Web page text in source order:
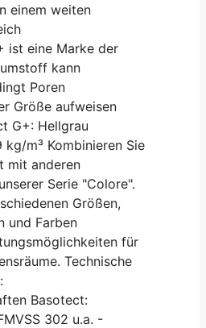
einem weiten
ist eine Marke der
kann
Poren
Größe aufweisen
G+: Hellgrau
m³ Kombinieren Sie
mit anderen
Serie "Colore".
Größen,
und Farben
für
Technische
Basotect:
302 u.a. -